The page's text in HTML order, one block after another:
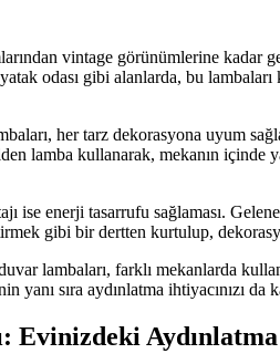
vintage görünümlerine
odası gibi alanlarda, bu
her tarz dekorasyona uyum
lamba kullanarak, mekanın içinde
ise enerji tasarrufu sağlaması.
gibi bir dertten kurtulup,
lambaları, farklı mekanlarda
sıra aydınlatma ihtiyacınızı da
Aydınlatma